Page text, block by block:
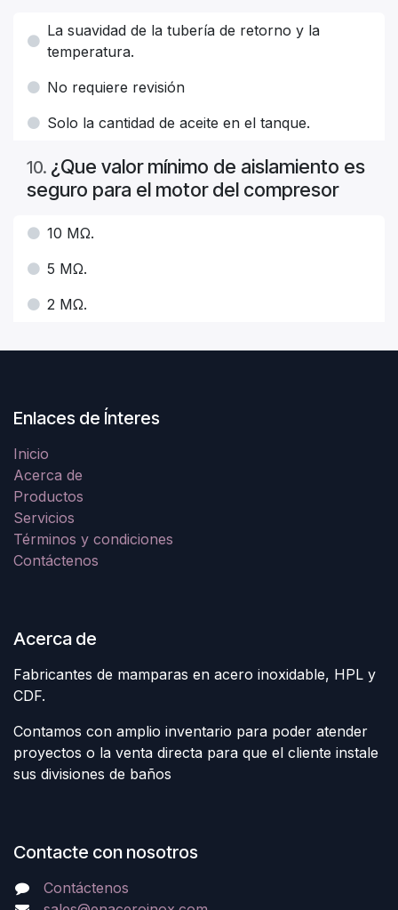
La suavidad de la tubería de retorno y la
temperatura.
No requiere revisión
Solo la cantidad de aceite en el tanque.
10. ¿Que valor mínimo de aislamiento es
seguro para el motor del compresor
10 MΩ.
5 MΩ.
2 MΩ.
Enlaces de Ínteres
Inicio
Acerca de
Productos
Servicios
Términos y condiciones
Contáctenos
Acerca de
Fabricantes de mamparas en acero inoxidable, HPL y
CDF.
Contamos con amplio inventario para poder atender
proyectos o la venta directa para que el cliente instale
sus divisiones de baños
Contacte con nosotros
Contáctenos